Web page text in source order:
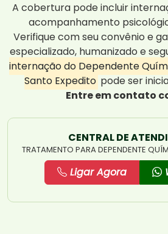
A cobertura pode incluir
acompanhamento
Verifique com seu convênio e
especializado, humanizado e
internação do Dependente
Santo Expedito pode ser
Entre em contato
CENTRAL DE
TRATAMENTO PARA DEPENDENTE
Ligar Agora